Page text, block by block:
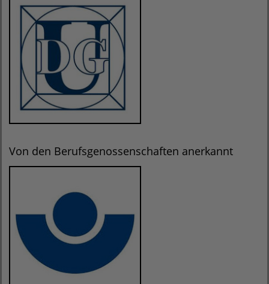
Von den Berufsgenossenschaften anerkannt